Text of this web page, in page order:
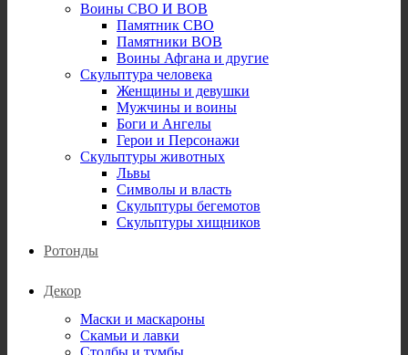
Воины СВО И ВОВ
Памятник СВО
Памятники ВОВ
Воины Афгана и другие
Скульптура человека
Женщины и девушки
Мужчины и воины
Боги и Ангелы
Герои и Персонажи
Скульптуры животных
Львы
Символы и власть
Скульптуры бегемотов
Скульптуры хищников
Ротонды
Декор
Маски и маскароны
Скамьи и лавки
Столбы и тумбы